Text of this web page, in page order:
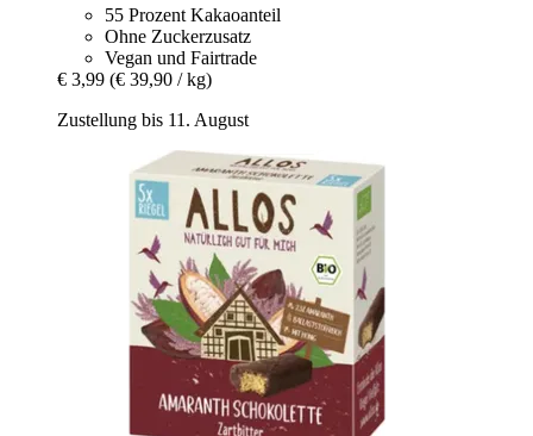
55 Prozent Kakaoanteil
Ohne Zuckerzusatz
Vegan und Fairtrade
€ 3,99 (€ 39,90 / kg)
Zustellung bis 11. August